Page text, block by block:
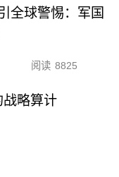
全球警惕：军国
阅读 8825
战略算计